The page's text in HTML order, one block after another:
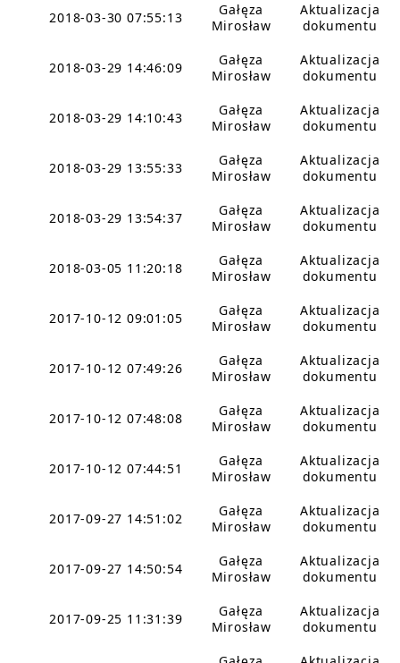
2018-03-30 07:55:13
Gałęza
Mirosław
Aktualizacja
dokumentu
2018-03-29 14:46:09
Gałęza
Mirosław
Aktualizacja
dokumentu
2018-03-29 14:10:43
Gałęza
Mirosław
Aktualizacja
dokumentu
2018-03-29 13:55:33
Gałęza
Mirosław
Aktualizacja
dokumentu
2018-03-29 13:54:37
Gałęza
Mirosław
Aktualizacja
dokumentu
2018-03-05 11:20:18
Gałęza
Mirosław
Aktualizacja
dokumentu
2017-10-12 09:01:05
Gałęza
Mirosław
Aktualizacja
dokumentu
2017-10-12 07:49:26
Gałęza
Mirosław
Aktualizacja
dokumentu
2017-10-12 07:48:08
Gałęza
Mirosław
Aktualizacja
dokumentu
2017-10-12 07:44:51
Gałęza
Mirosław
Aktualizacja
dokumentu
2017-09-27 14:51:02
Gałęza
Mirosław
Aktualizacja
dokumentu
2017-09-27 14:50:54
Gałęza
Mirosław
Aktualizacja
dokumentu
2017-09-25 11:31:39
Gałęza
Mirosław
Aktualizacja
dokumentu